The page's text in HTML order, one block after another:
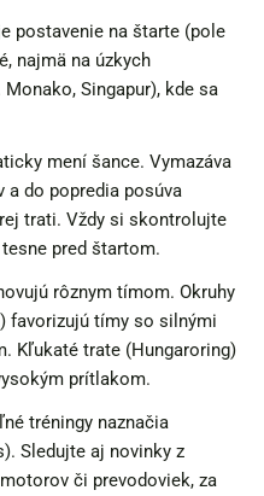
postavenie na štarte (pole
najmä na úzkych
Singapur), kde sa
mení šance. Vymazáva
a do popredia posúva
trati. Vždy si skontrolujte
pred štartom.
rôznym tímom. Okruhy
favorizujú tímy so silnými
Kľukaté trate (Hungaroring)
prítlakom.
tréningy naznačia
Sledujte aj novinky z
či prevodoviek, za